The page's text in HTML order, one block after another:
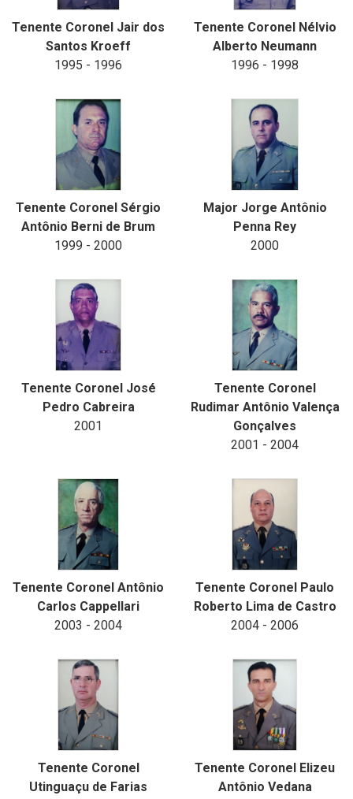
Tenente Coronel Jair dos
Santos Kroeff
1995 - 1996
Tenente Coronel Nélvio
Alberto Neumann
1996 - 1998
Tenente Coronel Sérgio
Antônio Berni de Brum
1999 - 2000
Major Jorge Antônio
Penna Rey
2000
Tenente Coronel José
Pedro Cabreira
2001
Tenente Coronel
Rudimar Antônio Valença
Gonçalves
2001 - 2004
Tenente Coronel Antônio
Carlos Cappellari
2003 - 2004
Tenente Coronel Paulo
Roberto Lima de Castro
2004 - 2006
Tenente Coronel
Utinguaçu de Farias
Tenente Coronel Elizeu
Antônio Vedana